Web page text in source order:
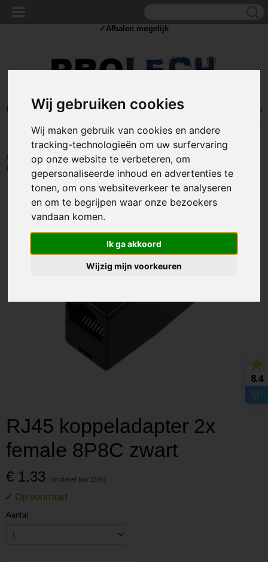
Wij gebruiken cookies
Wij maken gebruik van cookies en andere
tracking-technologieën om uw surfervaring
op onze website te verbeteren, om
gepersonaliseerde inhoud en advertenties te
tonen, om ons websiteverkeer te analyseren
en om te begrijpen waar onze bezoekers
vandaan komen.
Ik ga akkoord
Wijzig mijn voorkeuren
Inloggen Registreren
UW WINKELWAGEN
(0)
Home >COMPUTER EN NETWERK>Netwerk >Netwerk stekkers
RJ45 koppeladapter 2x female 8P8C zwart
RJ45 koppeladapter 2x
female 8P8C zwart
€ 1,33
Aantal
✓Afhalen mogelijk
8.4